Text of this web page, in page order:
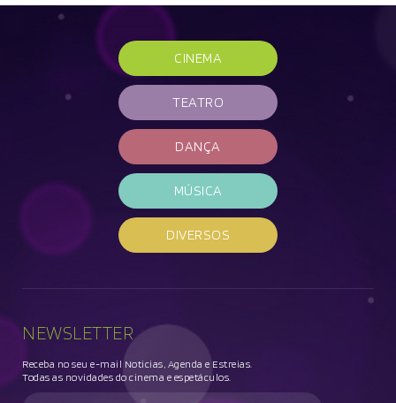
CINEMA
TEATRO
DANÇA
MÚSICA
DIVERSOS
NEWSLETTER
Receba no seu e-mail Noticias, Agenda e Estreias.
Todas as novidades do cinema e espetáculos.